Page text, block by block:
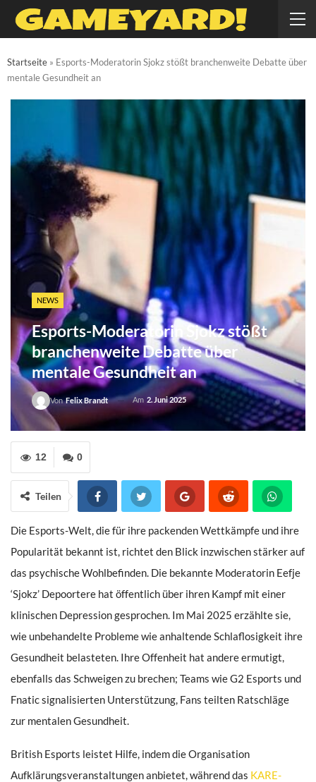
Startseite » Esports-Moderatorin Sjokz stößt branchenweite Debatte über
mentale Gesundheit an
NEWS
Esports-Moderatorin Sjokz stößt
branchenweite Debatte über
mentale Gesundheit an
VonFelix Brandt Am 2. Juni 2025
0
12
Teilen
Die Esports-Welt, die für ihre packenden Wettkämpfe und ihre
Popularität bekannt ist, richtet den Blick inzwischen stärker auf
das psychische Wohlbefinden. Die bekannte Moderatorin Eefje
‘Sjokz’ Depoortere hat öffentlich über ihren Kampf mit einer
klinischen Depression gesprochen. Im Mai 2025 erzählte sie,
wie unbehandelte Probleme wie anhaltende Schlaflosigkeit ihre
Gesundheit belasteten. Ihre Offenheit hat andere ermutigt,
ebenfalls das Schweigen zu brechen; Teams wie G2 Esports und
Fnatic signalisierten Unterstützung, Fans teilten Ratschläge
zur mentalen Gesundheit.
British Esports leistet Hilfe, indem die Organisation
Aufklärungsveranstaltungen anbietet, während das KARE-